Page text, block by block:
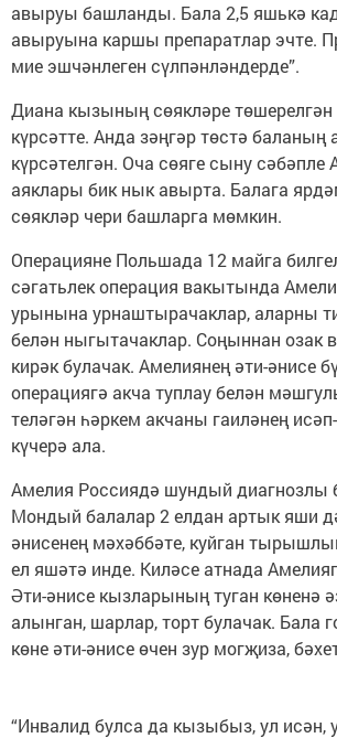
авыруы башланды. Бала 2,5 яшькә
авыруына каршы препаратлар эчте.
мие эшчәнлеген сүлпәнләндерде”.
Диана кызының сөякләре төшерелгән
күрсәтте. Анда зәңгәр төстә баланың
күрсәтелгән. Оча сөяге сыну сәбәпле
аяклары бик нык авырта. Балага
сөякләр чери башларга мөмкин.
Операцияне Польшада 12 майга
сәгатьлек операция вакытында
урынына урнаштырачаклар, аларны
белән ныгытачаклар. Соңыннан озак
кирәк булачак. Амелиянең әти-әнисе
операциягә акча туплау белән
теләгән һәркем акчаны гаиләнең
күчерә ала.
Амелия Россиядә шундый диагнозлы
Мондый балалар 2 елдан артык яши
әнисенең мәхәббәте, куйган
ел яшәтә инде. Киләсе атнада
Әти-әнисе кызларының туган көненә
алынган, шарлар, торт булачак. Бала
көне әти-әнисе өчен зур могҗиза,
“Инвалид булса да кызыбыз, ул исән,